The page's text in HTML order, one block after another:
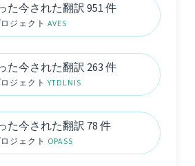
た今された翻訳 951 件
ジェクト AVES
た今された翻訳 263 件
ロジェクトYTDLNIS
た今された翻訳 78 件
ジェクト OPASS